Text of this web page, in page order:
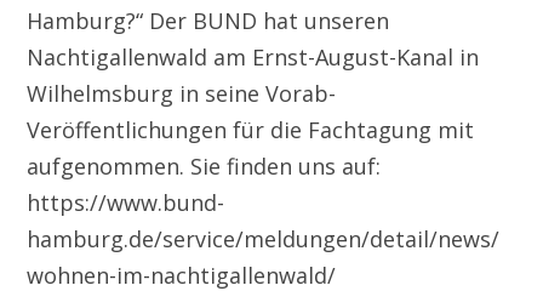
Hamburg?“ Der BUND hat unseren
Nachtigallenwald am Ernst-August-Kanal in
Wilhelmsburg in seine Vorab-
Veröffentlichungen für die Fachtagung mit
aufgenommen. Sie finden uns auf:
https://www.bund-
hamburg.de/service/meldungen/detail/news/
wohnen-im-nachtigallenwald/